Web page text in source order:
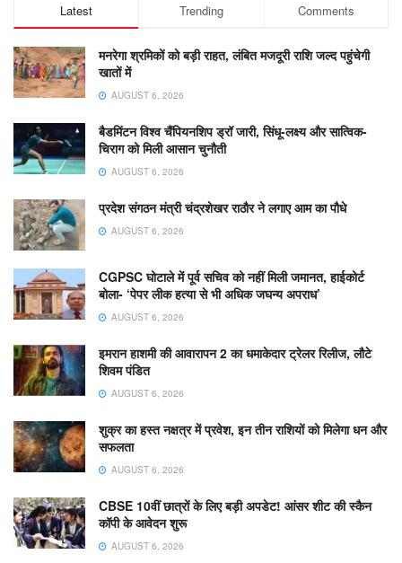
Latest Trending Comments
मनरेगा श्रमिकों को बड़ी राहत, लंबित मजदूरी राशि जल्द पहुंचेगी
खातों में
AUGUST 6, 2026
बैडमिंटन विश्व चैंपियनशिप ड्रॉ जारी, सिंधू-लक्ष्य और सात्विक-
चिराग को मिली आसान चुनौती
AUGUST 6, 2026
प्रदेश संगठन मंत्री चंद्रशेखर राठौर ने लगाए आम का पौधे
AUGUST 6, 2026
CGPSC घोटाले में पूर्व सचिव को नहीं मिली जमानत, हाईकोर्ट
बोला- ‘पेपर लीक हत्या से भी अधिक जघन्य अपराध’
AUGUST 6, 2026
इमरान हाशमी की आवारापन 2 का धमाकेदार ट्रेलर रिलीज, लौटे
शिवम पंडित
AUGUST 6, 2026
शुक्र का हस्त नक्षत्र में प्रवेश, इन तीन राशियों को मिलेगा धन और
सफलता
AUGUST 6, 2026
CBSE 10वीं छात्रों के लिए बड़ी अपडेट! आंसर शीट की स्कैन
कॉपी के आवेदन शुरू
AUGUST 6, 2026